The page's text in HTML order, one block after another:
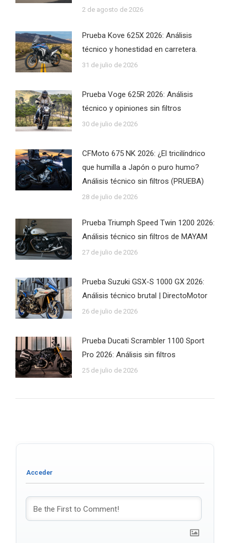
2 de agosto de 2026
Prueba Kove 625X 2026: Análisis
técnico y honestidad en carretera.
31 de julio de 2026
Prueba Voge 625R 2026: Análisis
técnico y opiniones sin filtros
30 de julio de 2026
CFMoto 675 NK 2026: ¿El tricilíndrico
que humilla a Japón o puro humo?
Análisis técnico sin filtros (PRUEBA)
28 de julio de 2026
Prueba Triumph Speed Twin 1200 2026:
Análisis técnico sin filtros de MAYAM
27 de julio de 2026
Prueba Suzuki GSX-S 1000 GX 2026:
Análisis técnico brutal | DirectoMotor
26 de julio de 2026
Prueba Ducati Scrambler 1100 Sport
Pro 2026: Análisis sin filtros
25 de julio de 2026